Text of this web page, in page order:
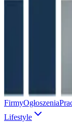
FirmyOgłoszenia
Lifestyle